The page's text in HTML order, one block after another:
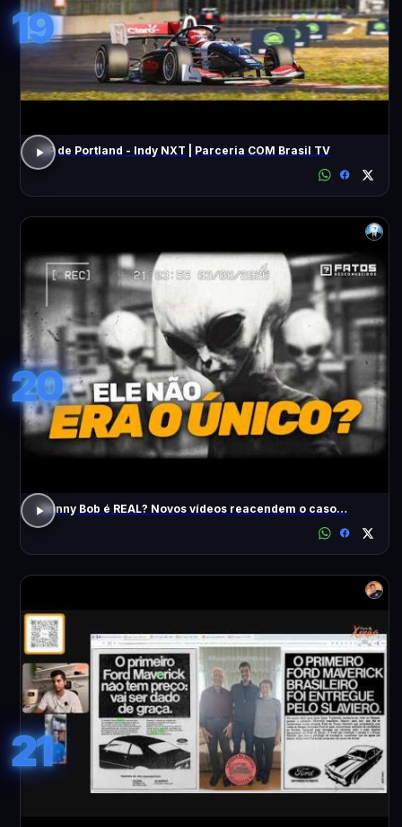
19
GP de Portland - Indy NXT | Parceria COM Brasil TV
20
Skinny Bob é REAL? Novos vídeos reacendem o caso…
21